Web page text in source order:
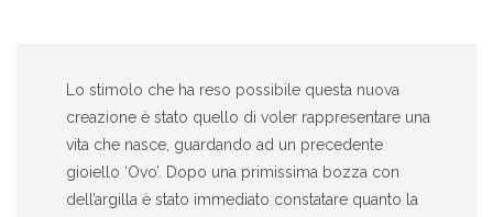
Lo stimolo che ha reso possibile questa nuova
creazione è stato quello di voler rappresentare una
vita che nasce, guardando ad un precedente
gioiello ‘Ovo’. Dopo una primissima bozza con
dell’argilla è stato immediato constatare quanto la